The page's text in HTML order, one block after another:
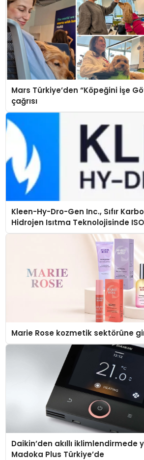
Mars Türkiye’den “Köpeğini İşe
çağrısı
Kleen-Hy-Dro-Gen Inc., Sıfır
Hidrojen Isıtma Teknolojisinde
Düzenleyici Onaylarını Aldı
Marie Rose kozmetik sektörüne
Daikin’den akıllı iklimlendirmede
Madoka Plus Türkiye’de